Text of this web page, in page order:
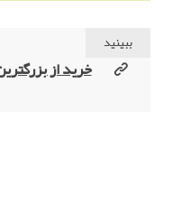
ببینید
خرید از